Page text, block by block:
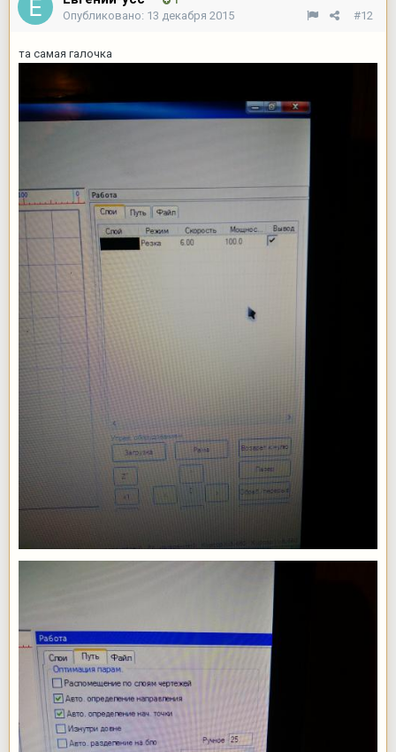
#12
Опубликовано: 13 декабря 2015
та самая галочка